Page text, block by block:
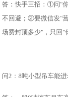
答：快手三招：①问"
不回避；②要微信发"
场费封顶多少"，只回"
问2：8吨小型吊车能